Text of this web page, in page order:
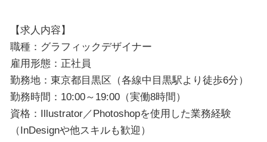
【求人内容】
職種：グラフィックデザイナー
雇用形態：正社員
勤務地：東京都目黒区（各線中目黒駅より徒歩6分）
勤務時間：10:00～19:00（実働8時間）
資格：Illustrator／Photoshopを使用した業務経験
（InDesignや他スキルも歓迎）